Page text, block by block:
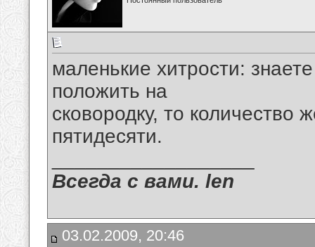
маленькие хитрости:
положить на
сковородку, то количество
пятидесяти.
Всегда с вами. len
03.02.2009, 20:46